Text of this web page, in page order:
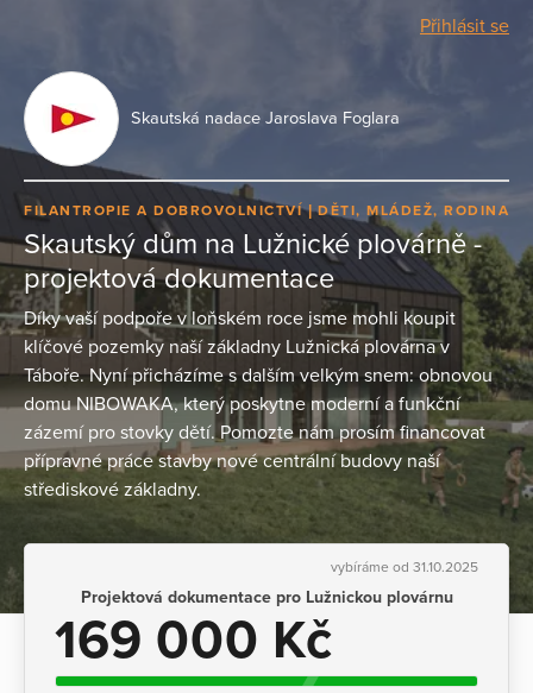
Přihlásit se
Skautská nadace Jaroslava Foglara
FILANTROPIE A DOBROVOLNICTVÍ DĚTI, MLÁDEŽ, RODINA
Skautský dům na Lužnické plovárně -
projektová dokumentace
Díky vaší podpoře v loňském roce jsme mohli koupit
klíčové pozemky naší základny Lužnická plovárna v
Táboře. Nyní přicházíme s dalším velkým snem: obnovou
domu NIBOWAKA, který poskytne moderní a funkční
zázemí pro stovky dětí. Pomozte nám prosím financovat
přípravné práce stavby nové centrální budovy naší
střediskové základny.
vybíráme od 31.10.2025
Projektová dokumentace pro Lužnickou plovárnu
169 000 Kč